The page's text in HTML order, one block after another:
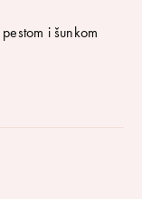
i šunkom